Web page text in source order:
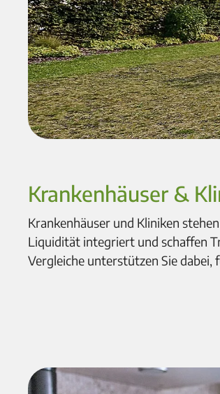
Krankenhäuser &
Krankenhäuser und Kliniken
Liquidität integriert und schaffen
Vergleiche unterstützen Sie